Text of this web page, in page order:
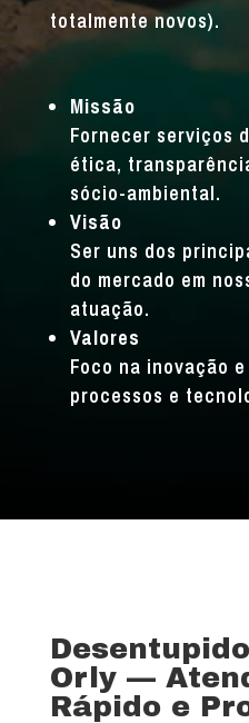
totalmente novos).
Missão
Fornecer serviços
ética,
sócio-ambiental.
Visão
Ser uns dos
do mercado em
atuação.
Valores
Foco na inovação
processos e
Orly —
Rápido e